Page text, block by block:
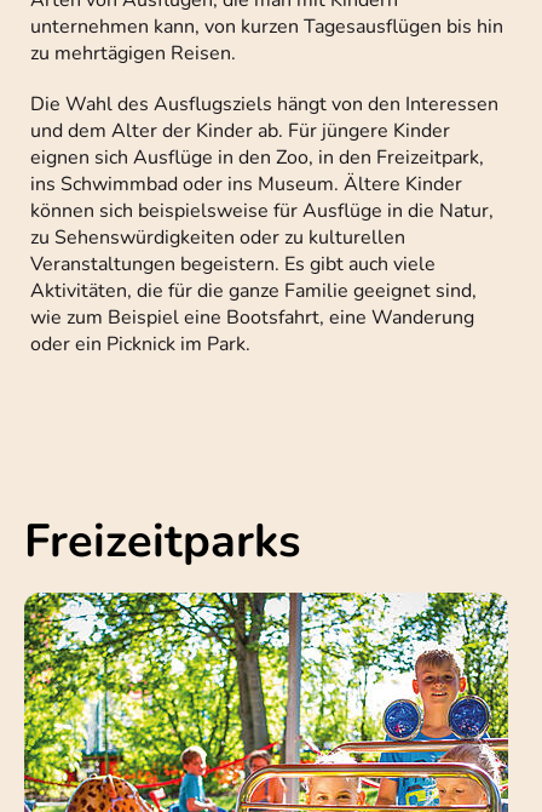
unternehmen kann, von kurzen Tagesausflügen bis hin
zu mehrtägigen Reisen.
Die Wahl des Ausflugsziels hängt von den Interessen
und dem Alter der Kinder ab. Für jüngere Kinder
eignen sich Ausflüge in den Zoo, in den Freizeitpark,
ins Schwimmbad oder ins Museum. Ältere Kinder
können sich beispielsweise für Ausflüge in die Natur,
zu Sehenswürdigkeiten oder zu kulturellen
Veranstaltungen begeistern. Es gibt auch viele
Aktivitäten, die für die ganze Familie geeignet sind,
wie zum Beispiel eine Bootsfahrt, eine Wanderung
oder ein Picknick im Park.
Freizeitparks